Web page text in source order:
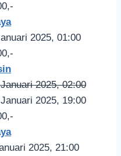
2025, 01:00
2025, 02:00
2025, 19:00
2025, 21:00